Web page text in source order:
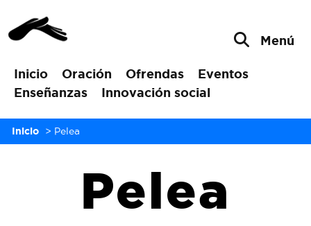
Inicio Oración Ofrendas
Eventos
Enseñanzas
Innovación social
Menú
Inicio > Pelea
Pelea